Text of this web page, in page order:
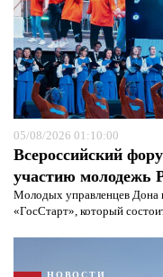
05/08/2026 01:10:00
Всероссийский
участию молодежь
Молодых управленцев Дона
«ГосСтарт», который
НОВОСТИ